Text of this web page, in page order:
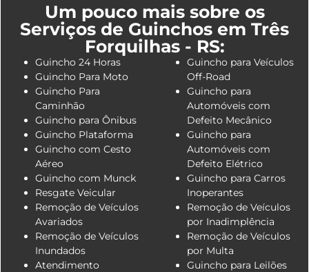
Um pouco mais sobre os
Serviços de Guinchos em Três
Forquilhas - RS:
Guincho 24 Horas
Guincho Para Moto
Guincho Para
Caminhão
Guincho para Ônibus
Guincho Plataforma
Guincho com Cesto
Aéreo
Guincho com Munck
Resgate Veicular
Remoção de Veículos
Avariados
Remoção de Veículos
Inundados
Atendimento
Guincho para Veículos
Off-Road
Guincho para
Automóveis com
Defeito Mecânico
Guincho para
Automóveis com
Defeito Elétrico
Guincho para Carros
Inoperantes
Remoção de Veículos
por Inadimplência
Remoção de Veículos
por Multa
Guincho para Leilões